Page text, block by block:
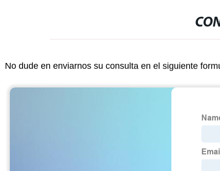
No dude en enviarnos su consulta en el siguiente